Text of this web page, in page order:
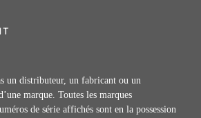
un distributeur, un fabricant ou un
marque. Toutes les marques
de série affichés sont en la possession